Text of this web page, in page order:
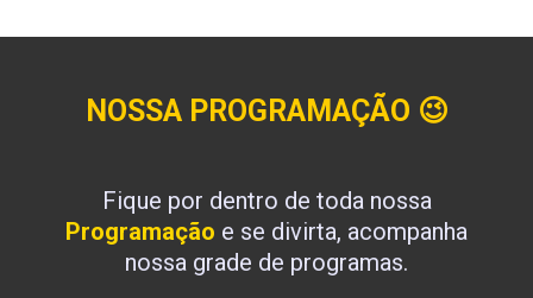
NOSSA PROGRAMAÇÃO 😉
Fique por dentro de toda nossa
Programação e se divirta, acompanha
nossa grade de programas.